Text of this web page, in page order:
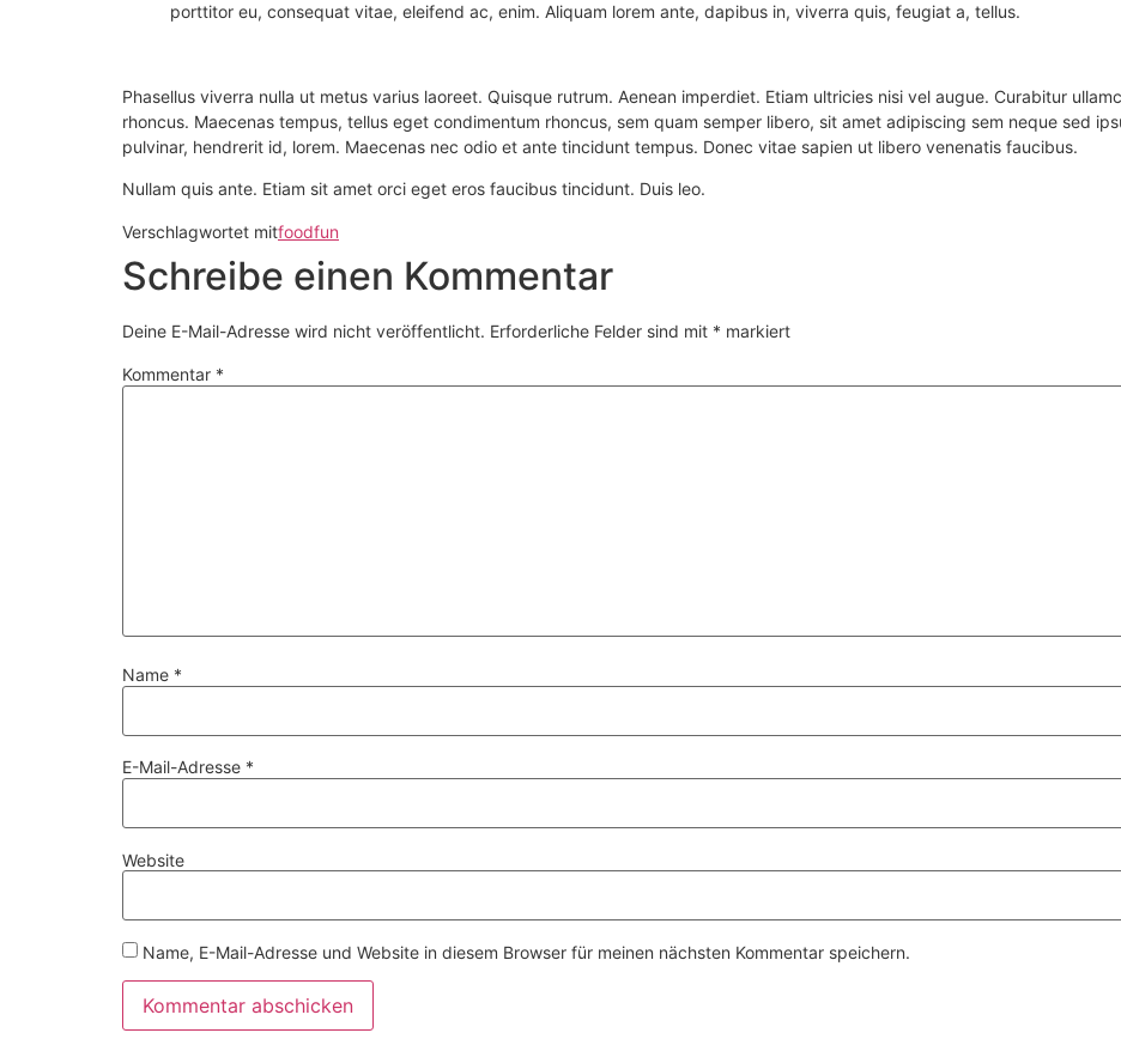
porttitor eu, consequat vitae, eleifend ac, enim. Aliquam lorem ante, dapibus in, viverra quis, feugiat a, tellus.
Phasellus viverra nulla ut metus varius laoreet. Quisque rutrum. Aenean imperdiet. Etiam ultricies nisi vel augue. Curabitur
rhoncus. Maecenas tempus, tellus eget condimentum rhoncus, sem quam semper libero, sit amet adipiscing sem neque sed
pulvinar, hendrerit id, lorem. Maecenas nec odio et ante tincidunt tempus. Donec vitae sapien ut libero venenatis faucibus.
Nullam quis ante. Etiam sit amet orci eget eros faucibus tincidunt. Duis leo.
Verschlagwortet mitfoodfun
Schreibe einen Kommentar
Deine E-Mail-Adresse wird nicht veröffentlicht. Erforderliche Felder sind mit * markiert
Kommentar *
Name *
E-Mail-Adresse *
Website
Name, E-Mail-Adresse und Website in diesem Browser für meinen nächsten Kommentar speichern.